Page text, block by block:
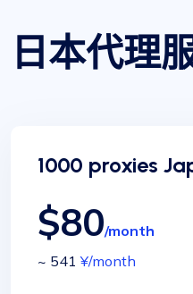
日本代理
1000 proxies
$80/month
~ 541¥/month